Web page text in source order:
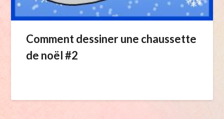
Comment dessiner une chaussette
de noël #2